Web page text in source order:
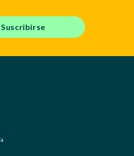
Suscribirse